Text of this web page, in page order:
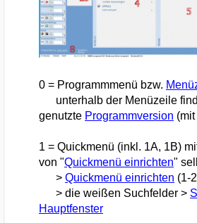
0 = Programmmenü bzw.
unterhalb der Menüzeile
genutzte Programmversion
1 = Quickmenü (inkl. 1A, 1B)
von "Quickmenü einrichten"
> Quickmenü einrichten (1-
> die weißen Suchfelder >
Hauptfenster